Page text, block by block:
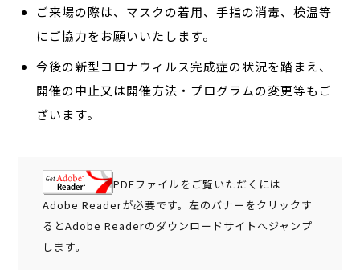
ご来場の際は、マスクの着用、手指の消毒、検温等
にご協力をお願いいたします。
今後の新型コロナウィルス完成症の状況を踏まえ、
開催の中止又は開催方法・プログラムの変更等もご
ざいます。
PDFファイルをご覧いただくには
Adobe Readerが必要です。左のバナーをクリックす
るとAdobe Readerのダウンロードサイトへジャンプ
します。